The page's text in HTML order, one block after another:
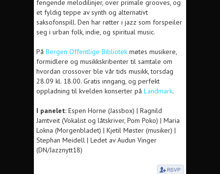
fengende melodilinjer, over primale grooves, og
et fyldig teppe av synth og alternativt
saksofonspill. Den har røtter i jazz som forspeiler
seg i urban folk, indie, og spiritual music.
På Bergen Offentlige Bibliotek møtes musikere,
formidlere og musikkskribenter til samtale om
hvordan crossover ble vår tids musikk, torsdag
28.09 kl. 18.00. Gratis inngang, og perfekt
oppladning til kvelden konserter på Landmark.
I panelet: Espen Horne (Jassbox) | Ragnild
Jamtveit (Vokalist og låtskriver, Pom Poko) | Maria
Lokna (Morgenbladet) | Kjetil Møster (musiker) |
Stephan Meidell | Ledet av Audun Vinger
(DN/Jazznytt18)